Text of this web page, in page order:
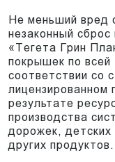
Не меньший вред
незаконный
«Тегета Грин
покрышек по всей
соответствии со
лицензированном
результате
производства
дорожек,
других продуктов.